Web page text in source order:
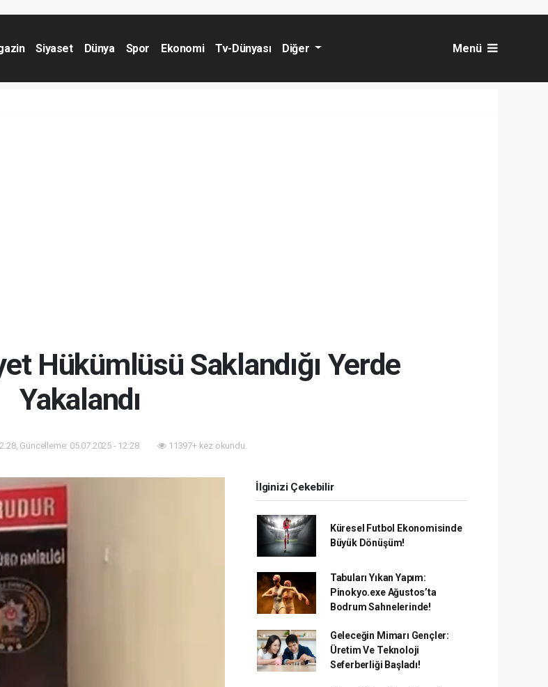
Siyaset Dünya Spor Ekonomi Tv-Dünyası Diğer Menü
Hükümlüsü Saklandığı Yerde
Yakalandı
Güncelleme: 05.07.2025 - 12:28 11397+ kez okundu.
İlginizi Çekebilir
Küresel Futbol Ekonomisinde
Büyük Dönüşüm!
Tabuları Yıkan Yapım:
Pinokyo.exe Ağustos’ta
Bodrum Sahnelerinde!
Geleceğin Mimarı Gençler:
Üretim Ve Teknoloji
Seferberliği Başladı!